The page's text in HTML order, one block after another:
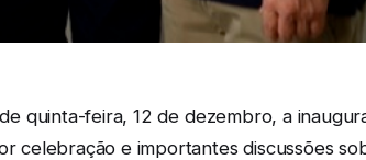
quinta-feira, 12 de dezembro, a
celebração e importantes discussões